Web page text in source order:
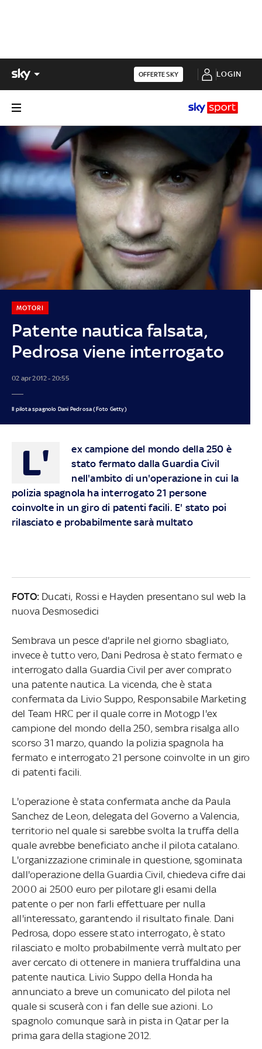
OFFERTE SKY LOGIN
Patente nautica falsata,
Pedrosa viene interrogato
MOTORI
02 apr 2012 - 20:55
Il pilota spagnolo Dani Pedrosa (Foto Getty)
L'
ex campione del mondo della 250 è
stato fermato dalla Guardia Civil
nell'ambito di un'operazione in cui la
polizia spagnola ha interrogato 21 persone
coinvolte in un giro di patenti facili. E' stato poi
rilasciato e probabilmente sarà multato
FOTO:Ducati, Rossi e Hayden presentano sul web la
nuova Desmosedici
Sembrava un pesce d'aprile nel giorno sbagliato,
invece è tutto vero, Dani Pedrosa è stato fermato e
interrogato dalla Guardia Civil per aver comprato
una patente nautica. La vicenda, che è stata
confermata da Livio Suppo, Responsabile Marketing
del Team HRC per il quale corre in Motogp l'ex
campione del mondo della 250, sembra risalga allo
scorso 31 marzo, quando la polizia spagnola ha
fermato e interrogato 21 persone coinvolte in un giro
di patenti facili.
L'operazione è stata confermata anche da Paula
Sanchez de Leon, delegata del Governo a Valencia,
territorio nel quale si sarebbe svolta la truffa della
quale avrebbe beneficiato anche il pilota catalano.
L'organizzazione criminale in questione, sgominata
dall'operazione della Guardia Civil, chiedeva cifre dai
2000 ai 2500 euro per pilotare gli esami della
patente o per non farli effettuare per nulla
all'interessato, garantendo il risultato finale. Dani
Pedrosa, dopo essere stato interrogato, è stato
rilasciato e molto probabilmente verrà multato per
aver cercato di ottenere in maniera truffaldina una
patente nautica. Livio Suppo della Honda ha
annunciato a breve un comunicato del pilota nel
quale si scuserà con i fan delle sue azioni. Lo
spagnolo comunque sarà in pista in Qatar per la
prima gara della stagione 2012.